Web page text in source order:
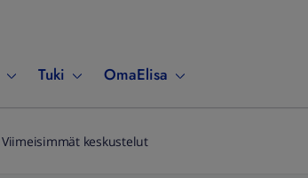
Tuki OmaElisa
Viimeisimmät keskustelut